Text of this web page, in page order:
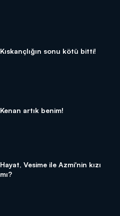
Kıskançlığın sonu kötü bitti!
Kenan artık benim!
Hayat, Vesime ile Azmi'nin kızı
mı?